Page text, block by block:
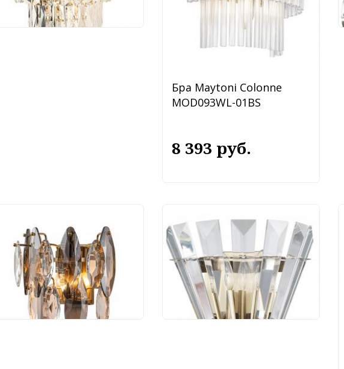
Бра Maytoni Colonne
MOD093WL-01BS
8 393 руб.
Бра Favourite Glans 4303-
15 210 руб.
Бра Arte Lamp Florizel
A1072AP-2AB
2 800 руб.